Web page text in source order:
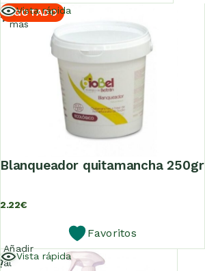
AGOTADO
Vista rápida
blanqueador quitamancha 250gr
2.22€
Favoritos
Leer
más
Vista rápida
Añadir
al